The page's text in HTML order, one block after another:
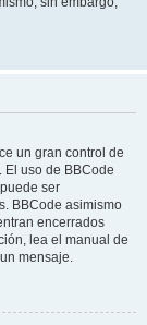
un gran control de
uso de BBCode
ser
BBCode asimismo
encerrados
lea el manual de
mensaje.